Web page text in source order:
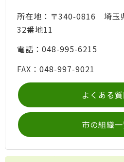
所在地：〒340-0816 埼玉
32番地11
電話：048-995-6215
FAX：048-997-9021
よくある
市の組織